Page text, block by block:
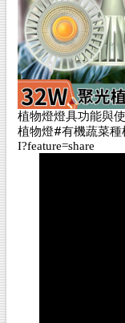
植物燈燈具功能與
植物燈#有機蔬菜種
I?feature=share